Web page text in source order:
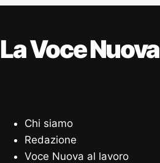
La Voce Nuova
Chi siamo
Redazione
Voce Nuova al lavoro